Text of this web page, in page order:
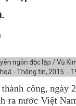
công, ngày
ra nước Việt